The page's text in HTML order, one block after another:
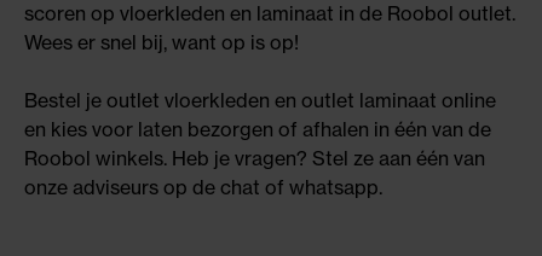
scoren op vloerkleden en laminaat in de Roobol outlet.
Wees er snel bij, want op is op!
Bestel je outlet vloerkleden en outlet laminaat online
en kies voor laten bezorgen of afhalen in één van de
Roobol winkels. Heb je vragen? Stel ze aan één van
onze adviseurs op de chat of whatsapp.